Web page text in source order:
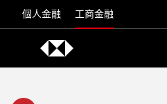
個人金融 工商金融